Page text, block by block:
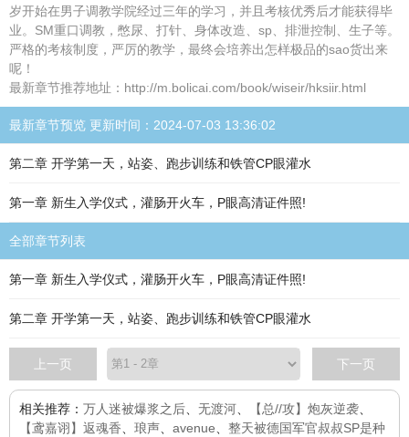
岁开始在男子调教学院经过三年的学习，并且考核优秀后才能获得毕
业。SM重口调教，憋尿、打针、身体改造、sp、排泄控制、生子等。
严格的考核制度，严厉的教学，最终会培养出怎样极品的sao货出来
呢！
最新章节推荐地址：http://m.bolicai.com/book/wiseir/hksiir.html
最新章节预览 更新时间：2024-07-03 13:36:02
第二章 开学第一天，站姿、跑步训练和铁管CP眼灌水
第一章 新生入学仪式，灌肠开火车，P眼高清证件照!
全部章节列表
第一章 新生入学仪式，灌肠开火车，P眼高清证件照!
第二章 开学第一天，站姿、跑步训练和铁管CP眼灌水
上一页 下一页
相关推荐： 万人迷被爆浆之后 无渡河 【总//攻】炮灰逆袭
【鸢嘉诩】返魂香
琅声 avenue 整天被德国军官叔叔SP是种